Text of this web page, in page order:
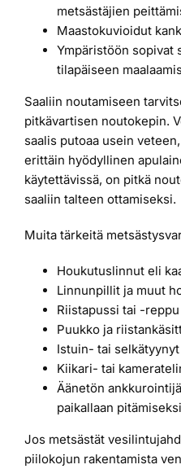
metsästäjien
Maastokuvioidut
Ympäristöön sopivat
tilapäiseen
Saaliin noutamiseen
pitkävartisen noutokepin.
saalis putoaa usein
erittäin hyödyllinen
käytettävissä, on pitkä
saaliin talteen ottamiseksi.
Muita tärkeitä
Houkutuslinnut eli
Linnunpillit ja muut
Riistapussi tai -
Puukko ja
Istuin- tai
Kiikari- tai
Äänetön
paikallaan pitämiseksi
Jos metsästät
piilokojun rakentamista